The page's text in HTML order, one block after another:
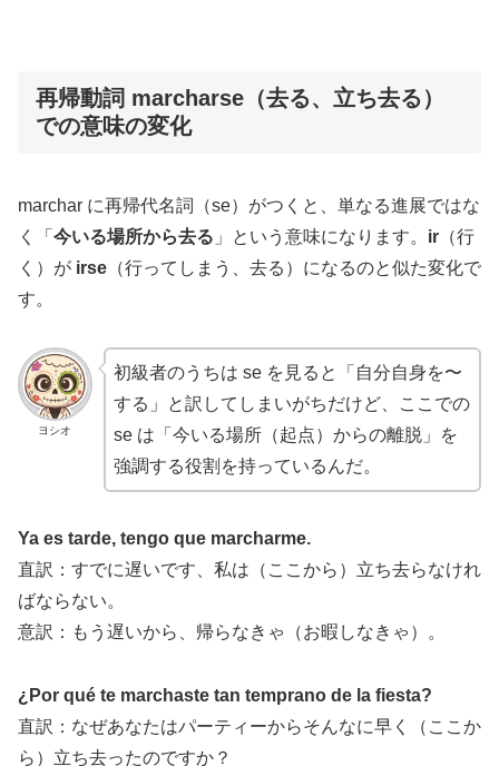
再帰動詞 marcharse（去る、立ち去る）
での意味の変化
marchar に再帰代名詞（se）がつくと、単なる進展ではな
く「 今いる場所から去る 」という意味になります。 ir （行
く）が irse （行ってしまう、去る）になるのと似た変化で
す。
ヨシオ
初級者のうちは se を見ると「自分自身を〜
する」と訳してしまいがちだけど、ここでの
se は「今いる場所（起点）からの離脱」を
強調する役割を持っているんだ。
Ya es tarde, tengo que marcharme.
直訳：すでに遅いです、私は（ここから）立ち去らなけれ
ばならない。
意訳：もう遅いから、帰らなきゃ（お暇しなきゃ）。
¿Por qué te marchaste tan temprano de la fiesta?
直訳：なぜあなたはパーティーからそんなに早く（ここか
ら）立ち去ったのですか？